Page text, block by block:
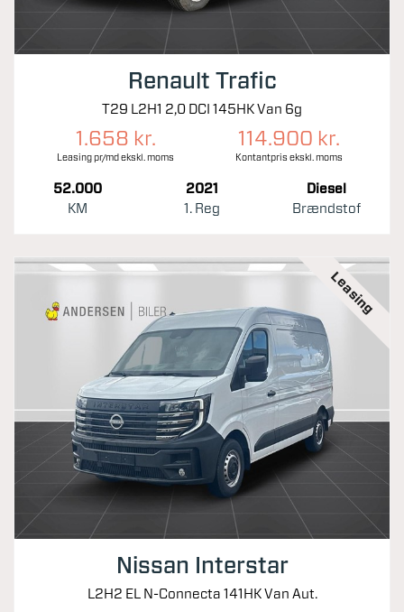
Renault Trafic
T29 L2H1 2,0 DCI 145HK Van 6g
1.658 kr.
Leasing pr/md ekskl. moms
114.900 kr.
Kontantpris ekskl. moms
52.000
KM
2021
1. Reg
Diesel
Brændstof
Leasing
Nissan Interstar
L2H2 EL N-Connecta 141HK Van Aut.